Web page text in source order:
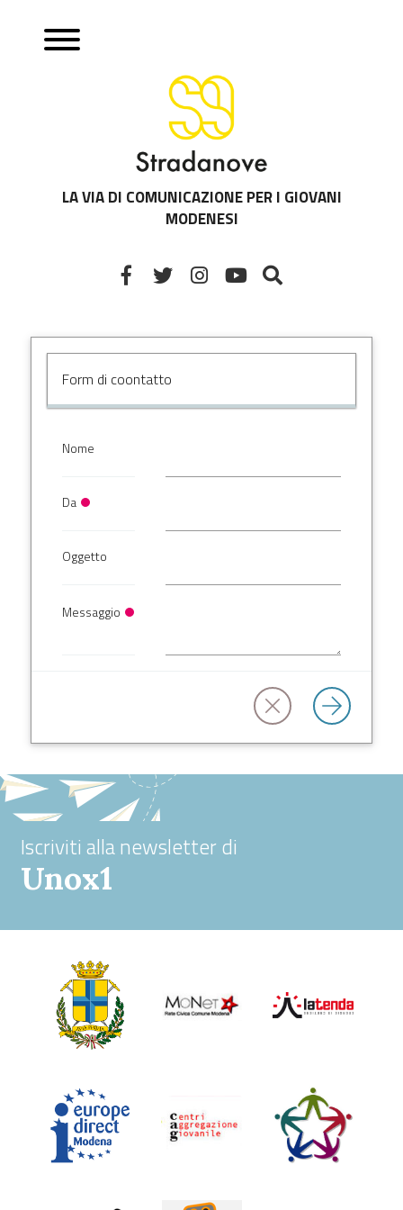
LA VIA DI COMUNICAZIONE PER I GIOVANI
MODENESI
Form di coontatto
Nome
Da
Oggetto
Messaggio
Iscriviti alla newsletter di
Unox1